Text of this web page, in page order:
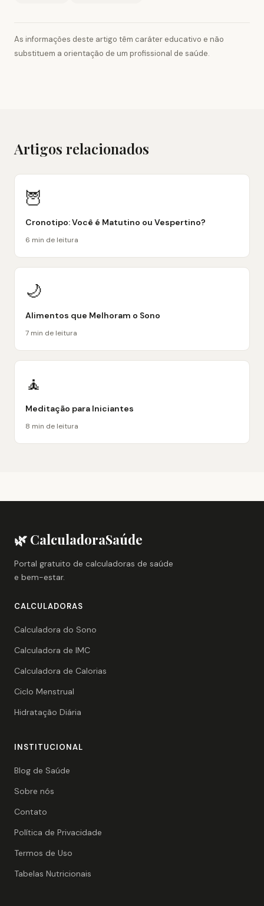
As informações deste artigo têm caráter educativo e não
substituem a orientação de um profissional de saúde.
Artigos relacionados
🦉
Cronotipo: Você é Matutino ou Vespertino?
6 min de leitura
🌙
Alimentos que Melhoram o Sono
7 min de leitura
🧘
Meditação para Iniciantes
8 min de leitura
🌿 CalculadoraSaúde
Portal gratuito de calculadoras de saúde
e bem-estar.
CALCULADORAS
Calculadora do Sono
Calculadora de IMC
Calculadora de Calorias
Ciclo Menstrual
Hidratação Diária
INSTITUCIONAL
Blog de Saúde
Sobre nós
Contato
Política de Privacidade
Termos de Uso
Tabelas Nutricionais